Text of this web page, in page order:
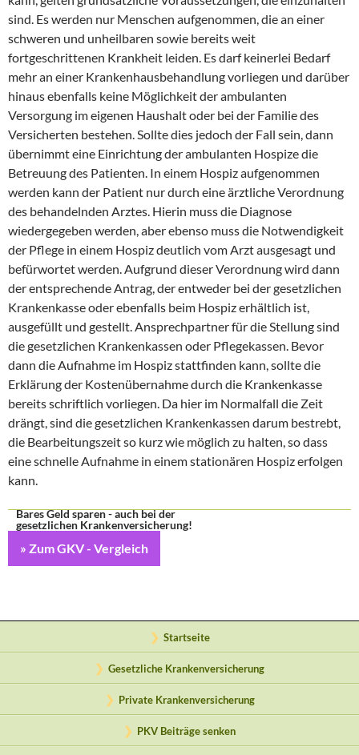
sind. Es werden nur Menschen aufgenommen, die an einer
schweren und unheilbaren sowie bereits weit
fortgeschrittenen Krankheit leiden. Es darf keinerlei Bedarf
mehr an einer Krankenhausbehandlung vorliegen und darüber
hinaus ebenfalls keine Möglichkeit der ambulanten
Versorgung im eigenen Haushalt oder bei der Familie des
Versicherten bestehen. Sollte dies jedoch der Fall sein, dann
übernimmt eine Einrichtung der ambulanten Hospize die
Betreuung des Patienten. In einem Hospiz aufgenommen
werden kann der Patient nur durch eine ärztliche Verordnung
des behandelnden Arztes. Hierin muss die Diagnose
wiedergegeben werden, aber ebenso muss die Notwendigkeit
der Pflege in einem Hospiz deutlich vom Arzt ausgesagt und
befürwortet werden. Aufgrund dieser Verordnung wird dann
der entsprechende Antrag, der entweder bei der gesetzlichen
Krankenkasse oder ebenfalls beim Hospiz erhältlich ist,
ausgefüllt und gestellt. Ansprechpartner für die Stellung sind
die gesetzlichen Krankenkassen oder Pflegekassen. Bevor
dann die Aufnahme im Hospiz stattfinden kann, sollte die
Erklärung der Kostenübernahme durch die Krankenkasse
bereits schriftlich vorliegen. Da hier im Normalfall die Zeit
drängt, sind die gesetzlichen Krankenkassen darum bestrebt,
die Bearbeitungszeit so kurz wie möglich zu halten, so dass
eine schnelle Aufnahme in einem stationären Hospiz erfolgen
kann.
Bares Geld sparen - auch bei der
gesetzlichen Krankenversicherung!
» Zum GKV - Vergleich
Startseite
Gesetzliche Krankenversicherung
Private Krankenversicherung
PKV Beiträge senken